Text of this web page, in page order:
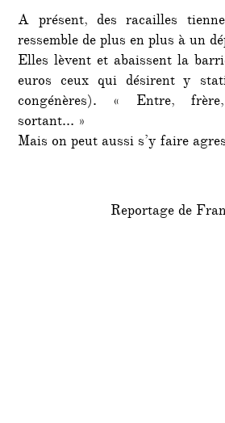
A présent, des racailles
ressemble de plus en plus à un
Elles lèvent et abaissent la
euros ceux qui désirent y
congénères). « Entre,
sortant… »
Mais on peut aussi s’y faire
Reportage de